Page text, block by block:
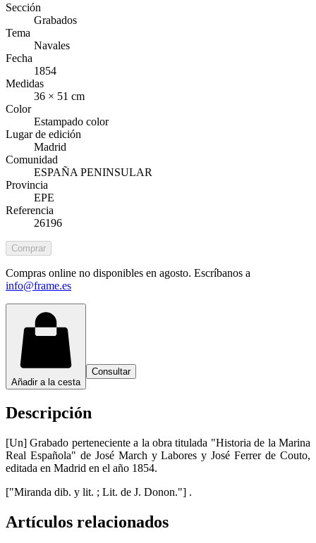
Sección
Grabados
Tema
Navales
Fecha
1854
Medidas
36 × 51 cm
Color
Estampado color
Lugar de edición
Madrid
Comunidad
ESPAÑA PENINSULAR
Provincia
EPE
Referencia
26196
Comprar
Compras online no disponibles en agosto. Escríbanos a
info@frame.es
Añadir a la cesta
Consultar
Descripción
[Un] Grabado perteneciente a la obra titulada "Historia de la Marina
Real Española" de José March y Labores y José Ferrer de Couto,
editada en Madrid en el año 1854.
["Miranda dib. y lit. ; Lit. de J. Donon."] .
Artículos relacionados